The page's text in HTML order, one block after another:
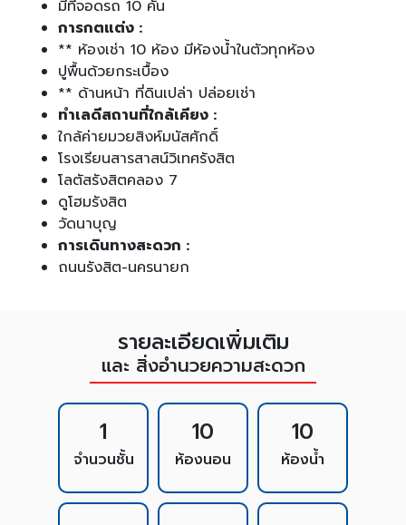
มีที่จอดรถ 10 คัน
การกตแต่ง :
** ห้องเช่า 10 ห้อง มีห้องน้ำในตัวทุกห้อง
ปูพื้นด้วยกระเบื้อง
** ด้านหน้า ที่ดินเปล่า ปล่อยเช่า
ทำเลดีสถานที่ใกล้เคียง :
ใกล้ค่ายมวยสิงห์มนัสศักดิ์
โรงเรียนสารสาสน์วิเทศรังสิต
โลตัสรังสิตคลอง 7
ดูโฮมรังสิต
วัดนาบุญ
การเดินทางสะดวก :
ถนนรังสิต-นครนายก
รายละเอียดเพิ่มเติม
และ สิ่งอำนวยความสะดวก
1
จำนวนชั้น
10
ห้องนอน
10
ห้องน้ำ